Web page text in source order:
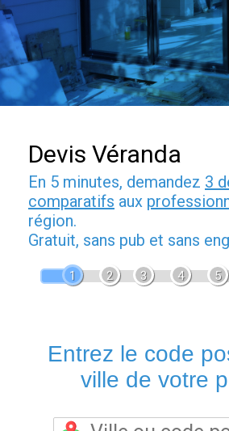
Devis Véranda
En 5 minutes, demandez 3
comparatifs aux
région.
Gratuit, sans pub et sans
1 2 3 4 5
Entrez le code
ville de votre